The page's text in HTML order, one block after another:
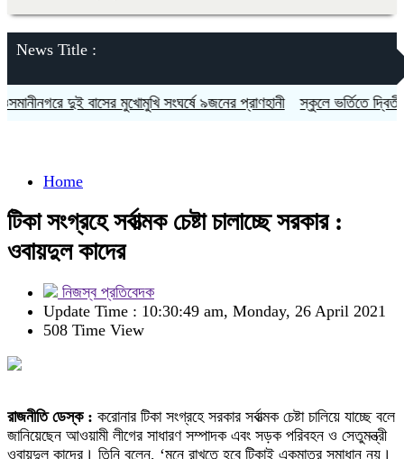
News Title :
দুই বাসের মুখোমুখি সংঘর্ষে ৯জনের প্রাণহানী স্কুলে ভর্তিতে দ্বিতীয়-
Home
টিকা সংগ্রহে সর্বাত্মক চেষ্টা চালাচ্ছে সরকার :
ওবায়দুল কাদের
নিজস্ব প্রতিবেদক
Update Time : 10:30:49 am, Monday, 26 April 2021
508 Time View
রাজনীতি ডেস্ক : করোনার টিকা সংগ্রহে সরকার সর্বাত্মক চেষ্টা চালিয়ে যাচ্ছে বলে
জানিয়েছেন আওয়ামী লীগের সাধারণ সম্পাদক এবং সড়ক পরিবহন ও সেতুমন্ত্রী
ওবায়দুল কাদের। তিনি বলেন, ‘মনে রাখতে হবে টিকাই একমাত্র সমাধান নয়।